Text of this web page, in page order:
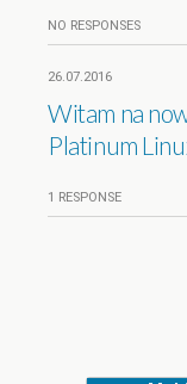
NO RESPONSES
26.07.2016
Witam na
Platinum
1 RESPONSE